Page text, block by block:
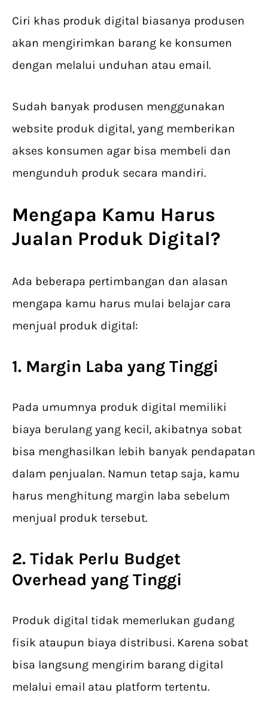
Ciri khas produk digital biasanya produsen
akan mengirimkan barang ke konsumen
dengan melalui unduhan atau email.
Sudah banyak produsen menggunakan
website produk digital, yang memberikan
akses konsumen agar bisa membeli dan
mengunduh produk secara mandiri.
Mengapa Kamu Harus
Jualan Produk Digital?
Ada beberapa pertimbangan dan alasan
mengapa kamu harus mulai belajar cara
menjual produk digital:
1. Margin Laba yang Tinggi
Pada umumnya produk digital memiliki
biaya berulang yang kecil, akibatnya sobat
bisa menghasilkan lebih banyak pendapatan
dalam penjualan. Namun tetap saja, kamu
harus menghitung margin laba sebelum
menjual produk tersebut.
2. Tidak Perlu Budget
Overhead yang Tinggi
Produk digital tidak memerlukan gudang
fisik ataupun biaya distribusi. Karena sobat
bisa langsung mengirim barang digital
melalui email atau platform tertentu.